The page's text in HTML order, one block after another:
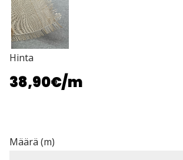
Hinta
38,90€/m
Määrä (m)